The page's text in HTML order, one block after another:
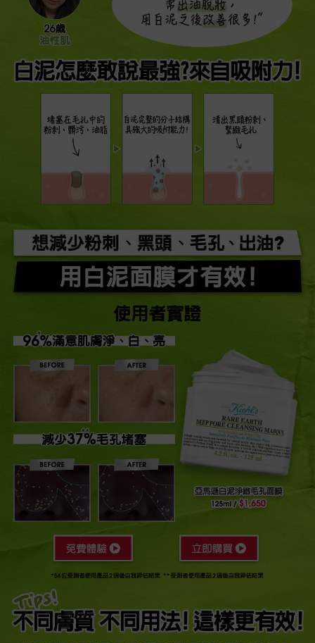
常出油脫妝，
用白泥之後改善很多!“
白泥怎麼敢說最強?來自吸附力!
堵塞在毛孔中的
粉刺、髒污、油脂
白泥完整的分子結構
具強大的吸附能力!
清出黑頭粉刺、
緊緻毛孔​
想減少粉刺、黑頭、毛孔、出油?
用白泥面膜才有效!
96%滿意肌膚淨、白、亮
減少37%毛孔堵塞
*54位受測者使用產品2週後自我評估結果 **受測者使用產品2週後自我評估結果
不同膚質 不同用法! 這樣更有效!